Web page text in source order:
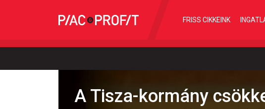
FRISS CIKKEINK
A Tisza-kormány